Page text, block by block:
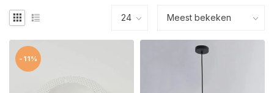
-11%